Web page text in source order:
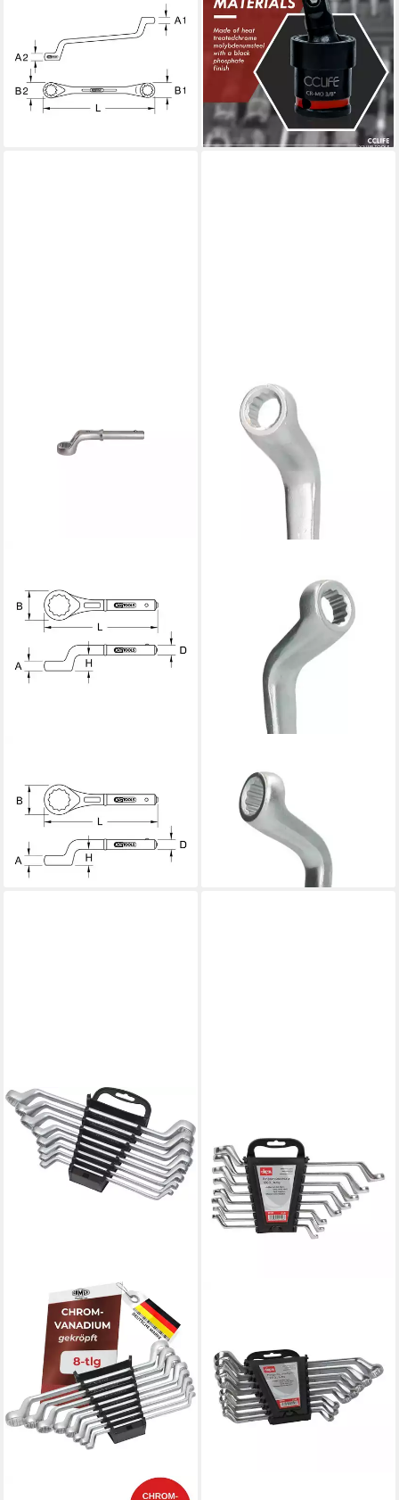
Ringschlüssel, gekröpft,
6x7mm
ab 2,70 €
lieferbar - in 6-8 Werktagen bei dir
Schlagschrauber Kreuzgelenk
Gelenksatz 3tlg 1/2"3/8"1/4"
(Packung, 3 St)
25,70 €
-30%
lieferbar - in 3-4 Werktagen bei dir
Zugringschlüssel, gekröpft,
2.1/8"
lieferbar - in 9-11 Werktagen bei
dir
Ringschlüssel, Doppel,
gekröpft
ab 11,65 €
lieferbar - in 4-5 Werktagen bei dir